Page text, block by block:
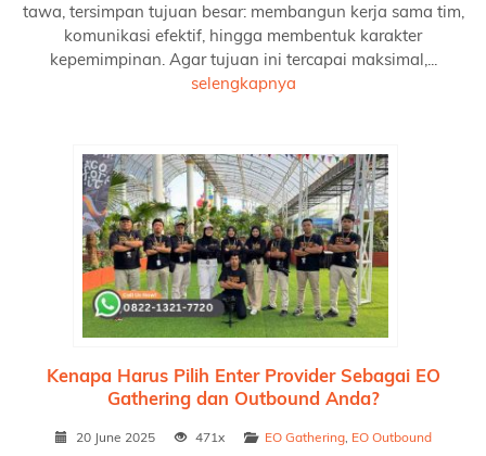
tawa, tersimpan tujuan besar: membangun kerja sama tim,
komunikasi efektif, hingga membentuk karakter
kepemimpinan. Agar tujuan ini tercapai maksimal,...
selengkapnya
Kenapa Harus Pilih Enter Provider Sebagai EO
Gathering dan Outbound Anda?
20 June 2025 471x EO Gathering, EO Outbound